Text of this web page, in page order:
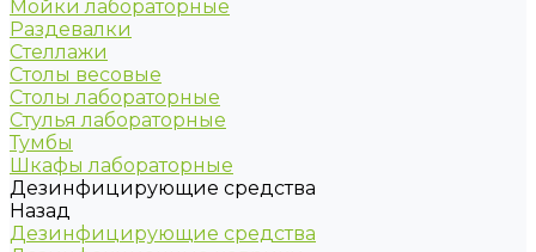
Мойки лабораторные
Раздевалки
Стеллажи
Столы весовые
Столы лабораторные
Стулья лабораторные
Тумбы
Шкафы лабораторные
Дезинфицирующие средства
Назад
Дезинфицирующие средства